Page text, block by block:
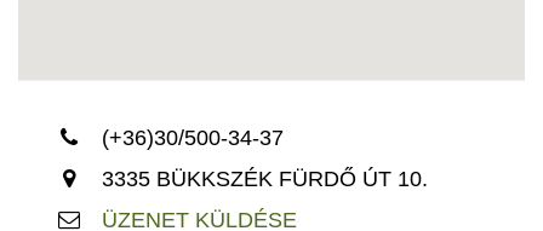
(+36)30/500-34-37
3335 BÜKKSZÉK FÜRDŐ ÚT 10.
ÜZENET KÜLDÉSE